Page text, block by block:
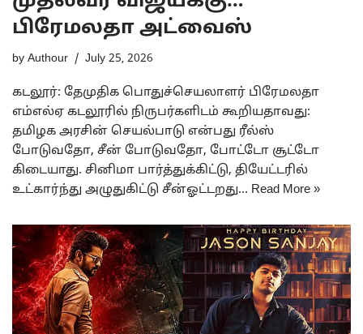
பிரேமலதா அட்வைஸ்
by Authour July 25, 2026
கடலூர்: தேமுதிக பொதுச்செயலாளர் பிரேமலதா
எம்எல்ஏ கடலூரில் நிருபர்களிடம் கூறியதாவது:
தமிழக அரசின் செயல்பாடு என்பது ரீல்ஸ்
போடுவதோ, சீன் போடுவதோ, போட்டோ சூட்டோ
கிடையாது. சினிமா பார்த்துக்கிட்டு, தியேட்டரில்
உட்கார்ந்து அழுதுகிட்டு சீன்ஓட்டறது… Read More »